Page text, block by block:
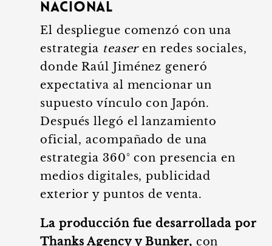
nacional
El despliegue comenzó con una
estrategia teaseren redes sociales,
donde Raúl Jiménez generó
expectativa al mencionar un
supuesto vínculo con Japón.
Después llegó el lanzamiento
oficial, acompañado de una
estrategia 360° con presencia en
medios digitales, publicidad
exterior y puntos de venta.
La producción fue desarrollada por
Thanks Agency y Bunker, con